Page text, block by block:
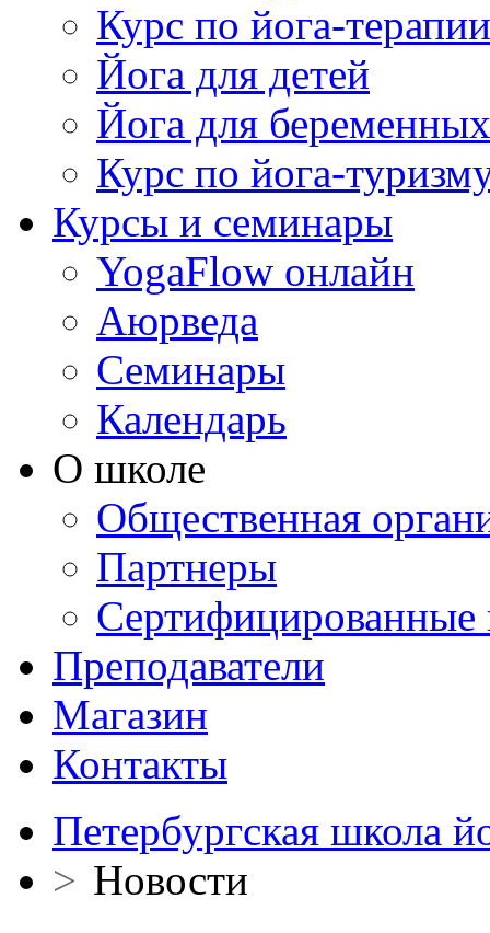
Курс по йога-терапии
Йога для детей
Йога для беременных
Курс по йога-
Курсы и семинары
YogaFlow онлайн
Аюрведа
Семинары
Календарь
О школе
Общественная
Партнеры
Сертифицированные
Преподаватели
Магазин
Контакты
Петербургская школа
> Новости